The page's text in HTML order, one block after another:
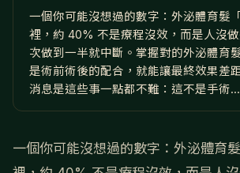
一個你可能沒想過的數字：外泌體育髮
裡，約 40% 不是療程沒效，而是人沒
次做到一半就中斷。掌握對的外泌體育
是術前術後的配合，就能讓最終效果差
消息是這些事一點都不難：這不是手術...
一個你可能沒想過的數字：外泌體育